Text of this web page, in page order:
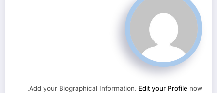
Add your Biographical Information. Edit your Profile now.